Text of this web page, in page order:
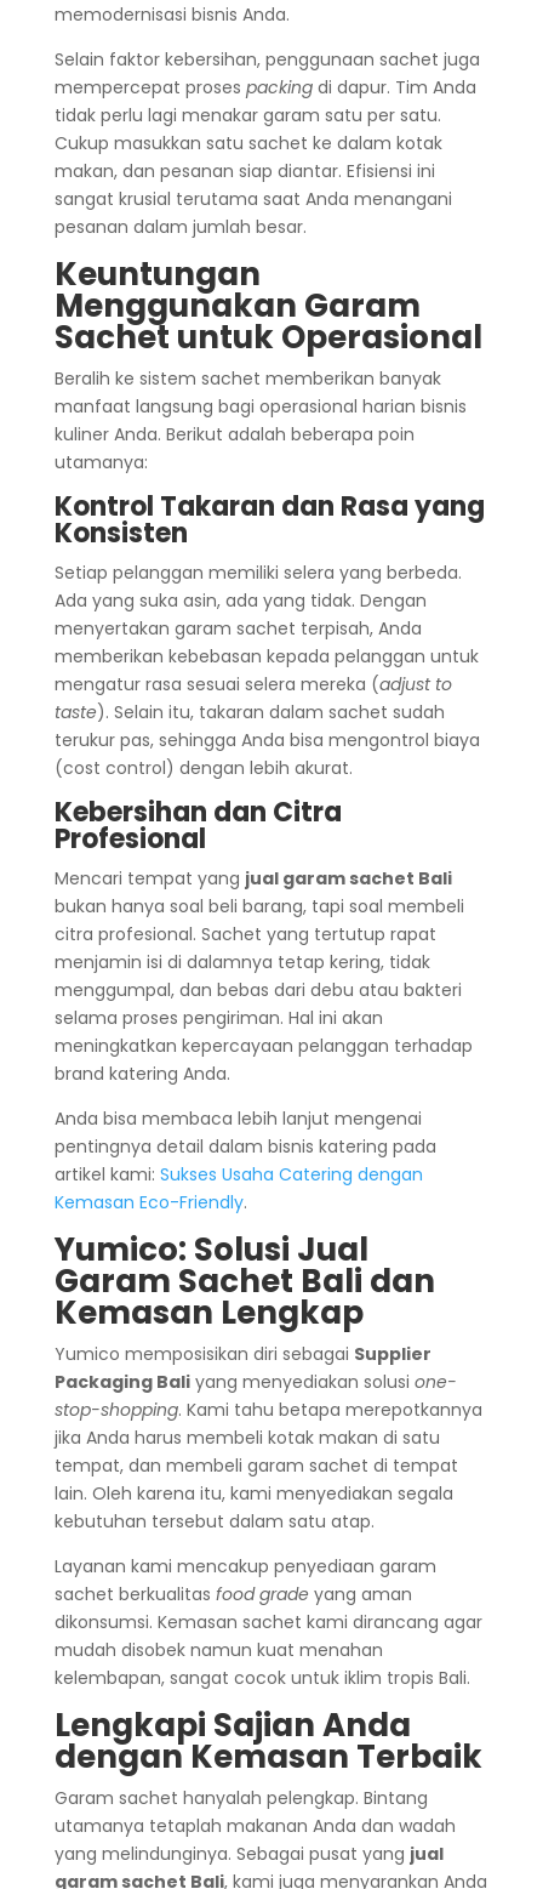
memodernisasi bisnis Anda.
Selain faktor kebersihan, penggunaan sachet juga
mempercepat proses packingdi dapur. Tim Anda
tidak perlu lagi menakar garam satu per satu.
Cukup masukkan satu sachet ke dalam kotak
makan, dan pesanan siap diantar. Efisiensi ini
sangat krusial terutama saat Anda menangani
pesanan dalam jumlah besar.
Keuntungan
Menggunakan Garam
Sachet untuk Operasional
Beralih ke sistem sachet memberikan banyak
manfaat langsung bagi operasional harian bisnis
kuliner Anda. Berikut adalah beberapa poin
utamanya:
Kontrol Takaran dan Rasa yang
Konsisten
Setiap pelanggan memiliki selera yang berbeda.
Ada yang suka asin, ada yang tidak. Dengan
menyertakan garam sachet terpisah, Anda
memberikan kebebasan kepada pelanggan untuk
mengatur rasa sesuai selera mereka (adjust to
taste). Selain itu, takaran dalam sachet sudah
terukur pas, sehingga Anda bisa mengontrol biaya
(cost control) dengan lebih akurat.
Kebersihan dan Citra
Profesional
Mencari tempat yang jual garam sachet Bali
bukan hanya soal beli barang, tapi soal membeli
citra profesional. Sachet yang tertutup rapat
menjamin isi di dalamnya tetap kering, tidak
menggumpal, dan bebas dari debu atau bakteri
selama proses pengiriman. Hal ini akan
meningkatkan kepercayaan pelanggan terhadap
brand katering Anda.
Anda bisa membaca lebih lanjut mengenai
pentingnya detail dalam bisnis katering pada
artikel kami: Sukses Usaha Catering dengan
Kemasan Eco-Friendly.
Yumico: Solusi Jual
Garam Sachet Bali dan
Kemasan Lengkap
Yumico memposisikan diri sebagai Supplier
Packaging Baliyang menyediakan solusi one-
stop-shopping. Kami tahu betapa merepotkannya
jika Anda harus membeli kotak makan di satu
tempat, dan membeli garam sachet di tempat
lain. Oleh karena itu, kami menyediakan segala
kebutuhan tersebut dalam satu atap.
Layanan kami mencakup penyediaan garam
sachet berkualitas food grade yang aman
dikonsumsi. Kemasan sachet kami dirancang agar
mudah disobek namun kuat menahan
kelembapan, sangat cocok untuk iklim tropis Bali.
Lengkapi Sajian Anda
dengan Kemasan Terbaik
Garam sachet hanyalah pelengkap. Bintang
utamanya tetaplah makanan Anda dan wadah
yang melindunginya. Sebagai pusat yang jual
garam sachet Bali, kami juga menyarankan Anda